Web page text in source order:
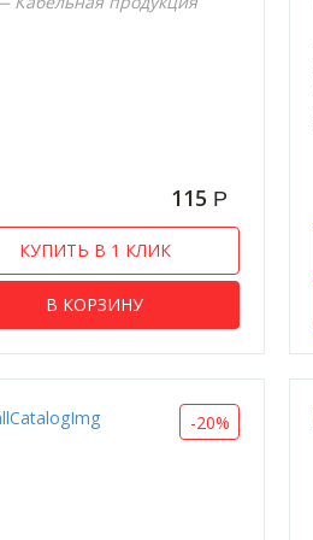
115 Р
КУПИТЬ В 1 КЛИК
В КОРЗИНУ
-20%